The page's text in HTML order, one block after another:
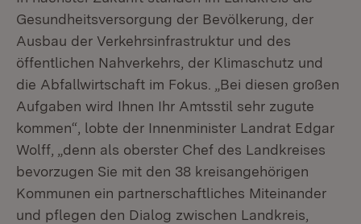
Gesundheitsversorgung der Bevölkerung, der
Ausbau der Verkehrsinfrastruktur und des
öffentlichen Nahverkehrs, der Klimaschutz und
die Abfallwirtschaft im Fokus. „Bei diesen großen
Aufgaben wird Ihnen Ihr Amtsstil sehr zugute
kommen“, lobte der Innenminister Landrat Edgar
Wolff, „denn als oberster Chef des Landkreises
bevorzugen Sie mit den 38 kreisangehörigen
Kommunen ein partnerschaftliches Miteinander
und pflegen den Dialog zwischen Landkreis,